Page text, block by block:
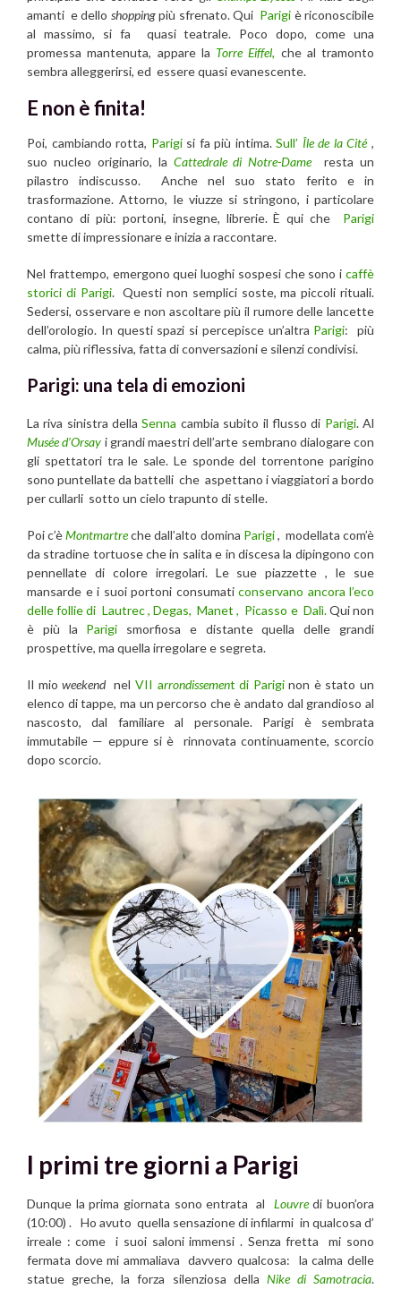
amanti e dello shoppingpiù sfrenato. Qui Parigi è riconoscibile
al massimo, si fa quasi teatrale. Poco dopo, come una
promessa mantenuta, appare la Torre Eiffel, che al tramonto
sembra alleggerirsi, ed essere quasi evanescente.
E non è finita!
Poi, cambiando rotta, Parigisi fa più intima.Sull’ Île de la Cité,
suo nucleo originario, la Cattedrale di Notre-Dame
resta un
pilastro indiscusso. Anche nel suo stato ferito e in
trasformazione. Attorno, le viuzze si stringono, i particolare
contano di più: portoni, insegne, librerie. È qui che Parigi
smette di impressionare e inizia a raccontare.
Nel frattempo, emergono quei luoghi sospesi che sono i caffè
storici di Parigi. Questi non semplici soste, ma piccoli rituali.
Sedersi, osservare e non ascoltare più il rumore delle lancette
dell’orologio. In questi spazi si percepisce un’altra Parigi: più
calma, più riflessiva, fatta di conversazioni e silenzi condivisi.
Parigi: una tela di emozioni
La riva sinistra dellaSenna cambia subito il flusso di Parigi. Al
Musée d’Orsay i grandi maestri dell’arte sembrano dialogare con
gli spettatori tra le sale. Le sponde del torrentone parigino
sono puntellate da battelli che aspettano i viaggiatori a bordo
per cullarli sotto un cielo trapunto di stelle.
Poi c’èMontmartreche dall’alto domina Parigi, modellata com’è
da stradine tortuose che in salita e in discesa la dipingono con
pennellate di colore irregolari. Le sue piazzette , le sue
mansarde e i suoi portoni consumati conservano ancora l’eco
delle follie di Lautrec , Degas, Manet , Picasso e Dalì.Qui non
è più la Parigi smorfiosa e distante quella delle grandi
prospettive, ma quella irregolare e segreta.
Il mioweekend nel VII arrondissement di Pariginon è stato un
elenco di tappe, ma un percorso che è andato dal grandioso al
nascosto, dal familiare al personale. Parigi è sembrata
immutabile — eppure si è rinnovata continuamente, scorcio
dopo scorcio.
I primi tre giorni a Parigi
Dunque la prima giornata sono entrata al Louvredi buon’ora
(10:00) . Ho avuto quella sensazione di infilarmi in qualcosa d’
irreale : come i suoi saloni immensi . Senza fretta mi sono
fermata dove mi ammaliava davvero qualcosa: la calma delle
statue greche, la forza silenziosa della Nike di Samotracia.